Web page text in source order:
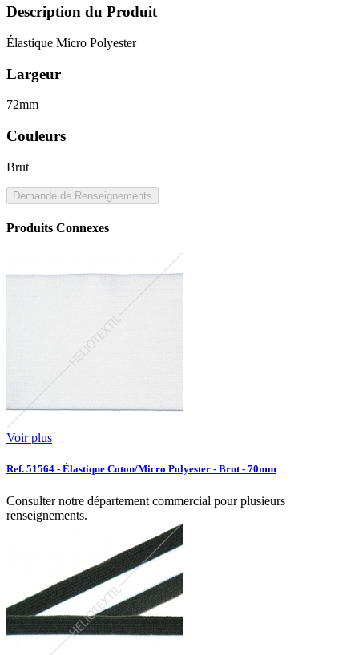
Description du Produit
Élastique Micro Polyester
Largeur
72mm
Couleurs
Brut
Demande de Renseignements
Produits Connexes
Voir plus
Ref. 51564 - Élastique Coton/Micro Polyester - Brut - 70mm
Consulter notre département commercial pour plusieurs
renseignements.